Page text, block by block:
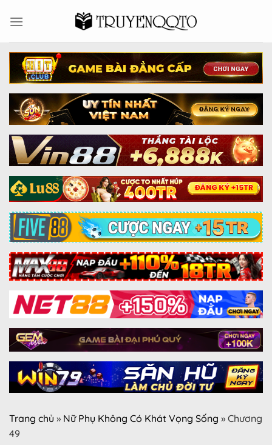
Trang chủ » Nữ Phụ Không Có Khát Vọng Sống » Chương
49